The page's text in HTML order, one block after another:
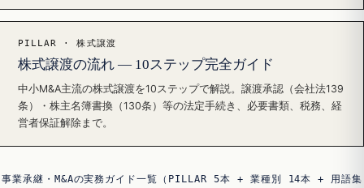
PILLAR · 株式譲渡
株式譲渡の流れ — 10ステップ完全ガイド
中小M&A主流の株式譲渡を10ステップで解説。譲渡承認（会社法139
条）・株主名簿書換（130条）等の法定手続き、必要書類、税務、経
営者保証解除まで。
事業承継・M&Aの実務ガイド一覧（PILLAR 5本 + 業種別 14本 + 用語集